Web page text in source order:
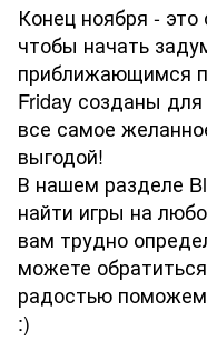
Конец ноября -
чтобы начать
приближающимся
Friday созданы
все самое
выгодой!
В нашем разделе
найти игры на
вам трудно
можете
радостью
:)